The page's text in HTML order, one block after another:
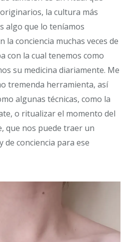
la cultura más
algo que lo teníamos
la conciencia muchas veces de
con la cual tenemos como
su medicina diariamente. Me
tremenda herramienta, así
algunas técnicas, como la
o ritualizar el momento del
que nos puede traer un
de conciencia para ese